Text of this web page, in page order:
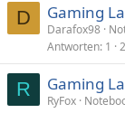
D Gaming
Darafox98
Antworten 1
R Gaming
RyFox